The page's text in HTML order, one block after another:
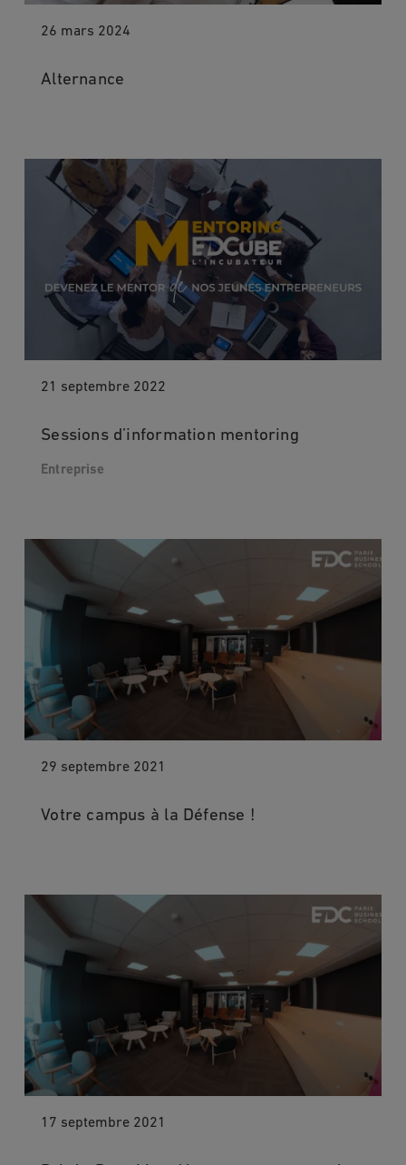
26 mars 2024
Alternance
21 septembre 2022
Sessions d’information mentoring
Entreprise
29 septembre 2021
Votre campus à la Défense !
17 septembre 2021